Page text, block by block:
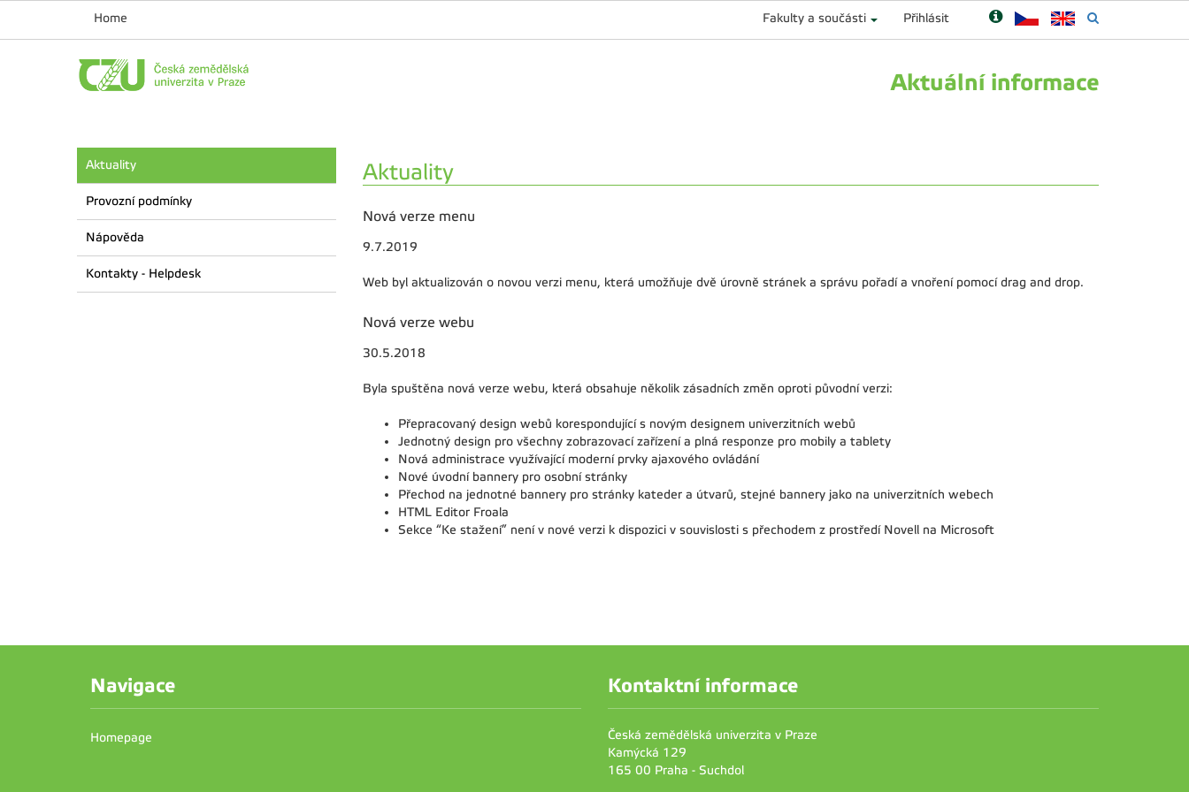
Home Fakulty a součásti Přihlásit
Aktuální informace
Aktuality
Provozní podmínky
Nápověda
Kontakty - Helpdesk
Aktuality
Nová verze menu
9.7.2019
Web byl aktualizován o novou verzi menu, která umožňuje dvě úrovně stránek a správu pořadí a vnoření pomocí drag and drop.
Nová verze webu
30.5.2018
Byla spuštěna nová verze webu, která obsahuje několik zásadních změn oproti původní verzi:
Přepracovaný design webů korespondující s novým designem univerzitních webů
Jednotný design pro všechny zobrazovací zařízení a plná responze pro mobily a tablety
Nová administrace využívající moderní prvky ajaxového ovládání
Nové úvodní bannery pro osobní stránky
Přechod na jednotné bannery pro stránky kateder a útvarů, stejné bannery jako na univerzitních webech
HTML Editor Froala
Sekce “Ke stažení” není v nové verzi k dispozici v souvislosti s přechodem z prostředí Novell na Microsoft
Navigace
Homepage
Kontaktní informace
Česká zemědělská univerzita v Praze
Kamýcká 129
165 00 Praha - Suchdol